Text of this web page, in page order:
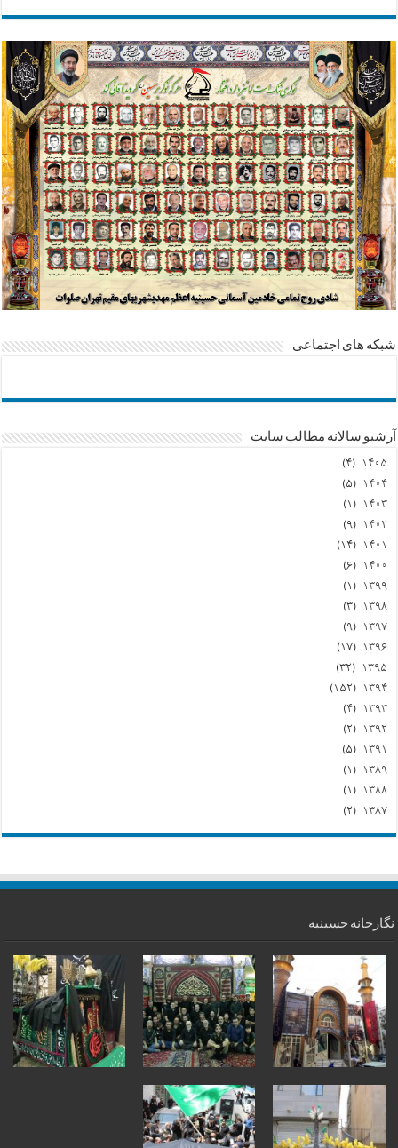
شبکه های اجتماعی
آرشیو سالانه مطالب سایت
۱۴۰۵ (۴)
۱۴۰۴ (۵)
۱۴۰۳ (۱)
۱۴۰۲ (۹)
۱۴۰۱ (۱۴)
۱۴۰۰ (۶)
۱۳۹۹ (۱)
۱۳۹۸ (۳)
۱۳۹۷ (۹)
۱۳۹۶ (۱۷)
۱۳۹۵ (۳۲)
۱۳۹۴ (۱۵۲)
۱۳۹۳ (۴)
۱۳۹۲ (۲)
۱۳۹۱ (۵)
۱۳۸۹ (۱)
۱۳۸۸ (۱)
۱۳۸۷ (۲)
نگارخانه حسینیه